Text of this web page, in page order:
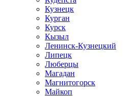
Кузнецк
Курган
Курск
Кызыл
Ленинск-Кузнецкий
Липецк
Люберцы
Магадан
Магнитогорск
Майкоп